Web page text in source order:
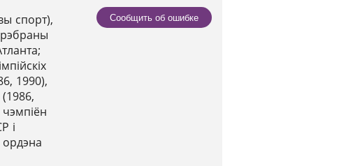
спорт),
1990),
і
ордэна
Сообщить об ошибке